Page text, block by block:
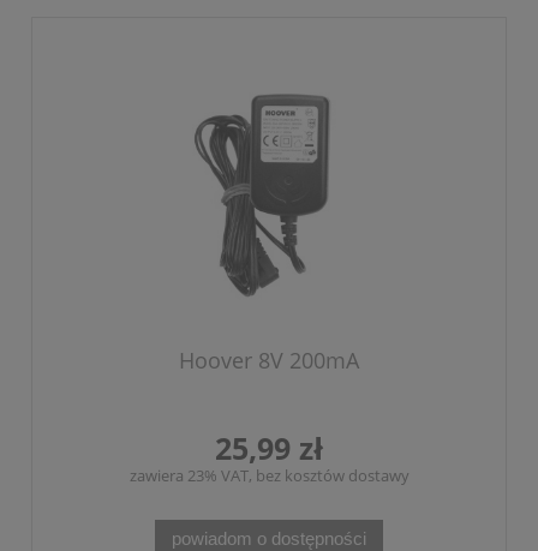
Hoover 8V 200mA
25,99 zł
zawiera 23% VAT, bez kosztów dostawy
powiadom o dostępności